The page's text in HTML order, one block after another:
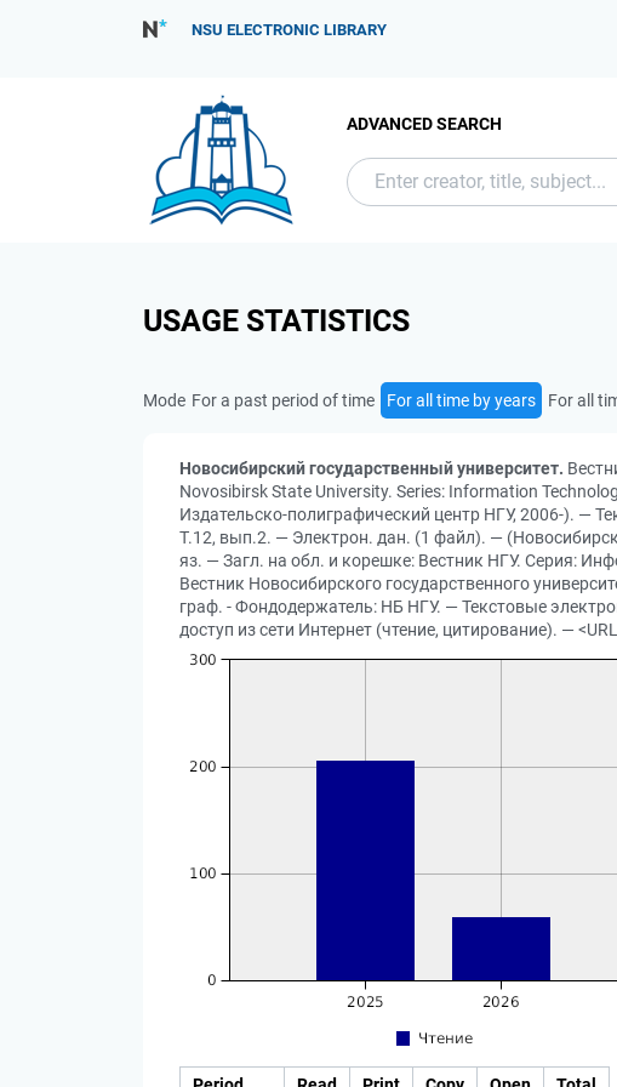
NSU ELECTRONIC LIBRARY
ADVANCED SEARCH
USAGE STATISTICS
Mode For a past period of time For all time by years For all
Новосибирский государственный университет.
Novosibirsk State University. Series: Information
Издательско-полиграфический центр НГУ, 2006-). —
Т.12, вып.2. — Электрон. дан. (1 файл). —
яз. — Загл. на обл. и корешке: Вестник НГУ. Серия:
Вестник Новосибирского государственного
граф. - Фондодержатель: НБ НГУ. — Текстовые
доступ из сети Интернет (чтение, цитирование). —